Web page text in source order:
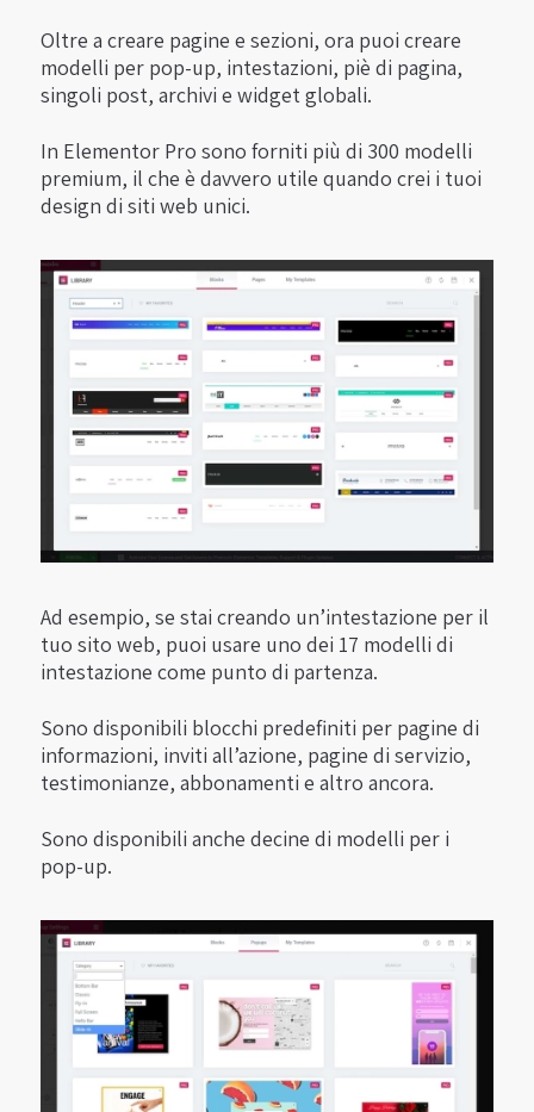
Oltre a creare pagine e sezioni, ora puoi creare
modelli per pop-up, intestazioni, piè di pagina,
singoli post, archivi e widget globali.
In Elementor Pro sono forniti più di 300 modelli
premium, il che è davvero utile quando crei i tuoi
design di siti web unici.
Ad esempio, se stai creando un’intestazione per il
tuo sito web, puoi usare uno dei 17 modelli di
intestazione come punto di partenza.
Sono disponibili blocchi predefiniti per pagine di
informazioni, inviti all’azione, pagine di servizio,
testimonianze, abbonamenti e altro ancora.
Sono disponibili anche decine di modelli per i
pop-up.